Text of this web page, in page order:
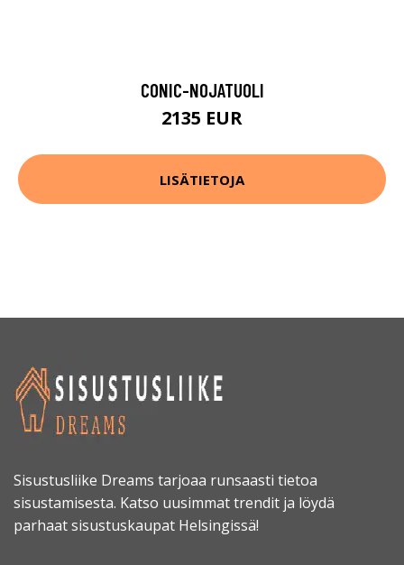
CONIC-NOJATUOLI
2135 EUR
LISÄTIETOJA
Sisustusliike Dreams tarjoaa runsaasti tietoa
sisustamisesta. Katso uusimmat trendit ja löydä
parhaat sisustuskaupat Helsingissä!